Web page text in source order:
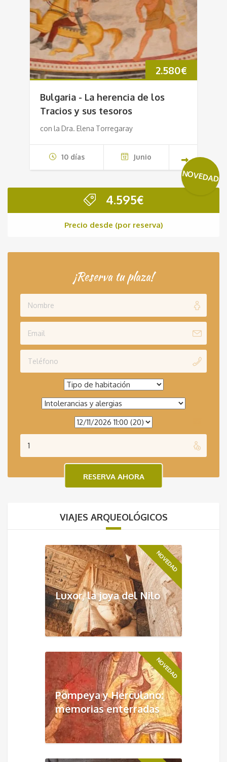
2.580€
Bulgaria - La herencia de los
Tracios y sus tesoros
con la Dra. Elena Torregaray
10 días Junio
4.595€
Precio desde (por reserva)
NOVEDAD
¡Reserva tu plaza!
VIAJES ARQUEOLÓGICOS
NOVEDAD
Luxor, la joya del Nilo
NOVEDAD
Pompeya y Herculano:
memorias enterradas